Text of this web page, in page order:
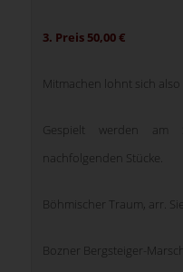
3. Preis 50,00 €
Mitmachen lohnt sich also
Gespielt werden am
nachfolgenden Stücke.
Böhmischer Traum, arr.
Bozner Bergsteiger-